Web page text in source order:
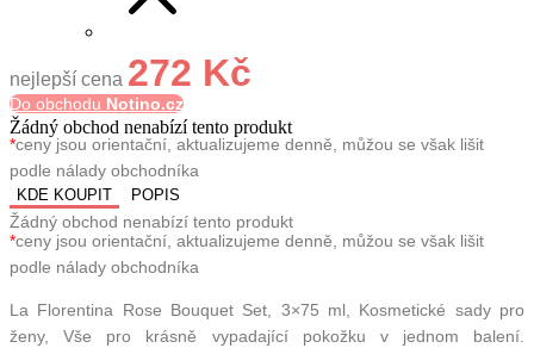
nejlepší cena 272 Kč
Do obchodu Notino.cz
Žádný obchod nenabízí tento produkt
*ceny jsou orientační, aktualizujeme denně, můžou se však lišit
podle nálady obchodníka
KDE KOUPIT POPIS
Žádný obchod nenabízí tento produkt
*ceny jsou orientační, aktualizujeme denně, můžou se však lišit
podle nálady obchodníka
La Florentina Rose Bouquet Set, 3×75 ml, Kosmetické sady pro
ženy, Vše pro krásně vypadající pokožku v jednom balení.